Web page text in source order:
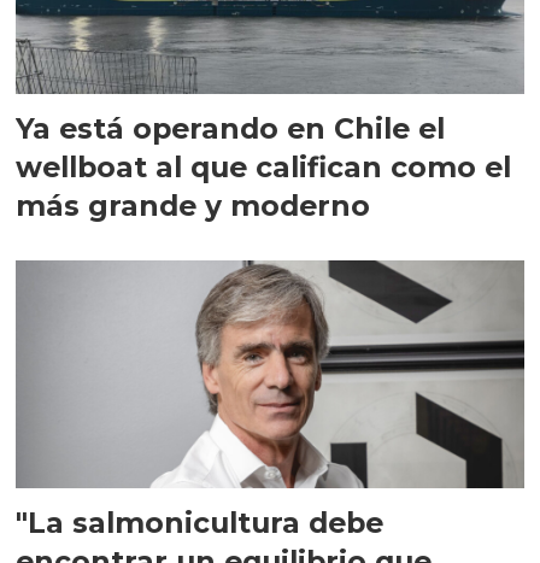
Ya está operando en Chile el
wellboat al que califican como el
más grande y moderno
"La salmonicultura debe